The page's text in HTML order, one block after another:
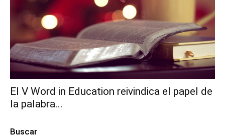
El V Word in Education reivindica el papel de
la palabra...
Buscar